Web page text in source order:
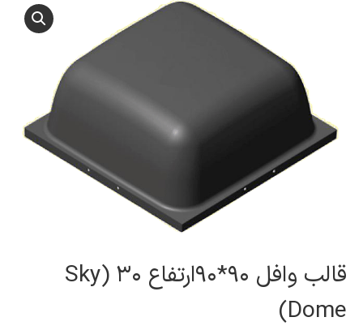
قالب وافل ۹۰*۹۰ارتفاع ۳۰ (Sky
Dome)